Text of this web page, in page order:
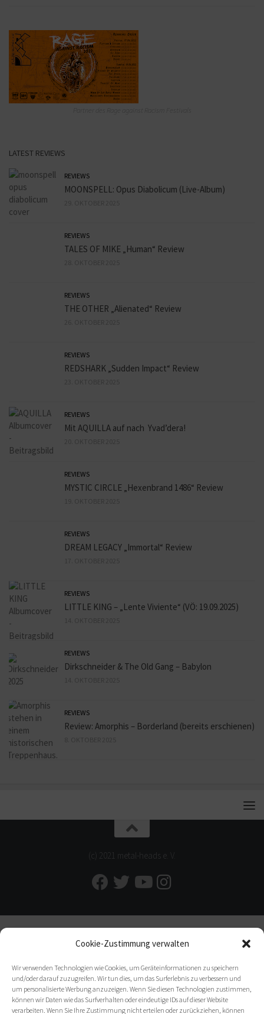
Cookie-Zustimmung verwalten
Wir verwenden Technologien wie Cookies, um Geräteinformationen zu speichern
und/oder darauf zuzugreifen. Wir tun dies, um das Surferlebnis zu verbessern und
um personalisierte Werbung anzuzeigen. Wenn Sie diesen Technologien zustimmen,
können wir Daten wie das Surfverhalten oder eindeutige IDs auf dieser Website
verarbeiten. Wenn Sie Ihre Zustimmung nicht erteilen oder zurückziehen, können
LATEST REVIEWS
REVIEWS
MOONSPELL: Opus Diabolicum (Live-Album)
REVIEWS
TALES OF MIKE „Human“ Review
REVIEWS
THE OTHER „Alienated“ Review
REVIEWS
REDSHARK „Sudden Impact“ Review
REVIEWS
Mit AQUILLA auf nach Yvad’dera!
REVIEWS
MYSTIC CIRCLE „Hexenbrand 1486“ Review
REVIEWS
DREAM LEGACY „Immortal“ Review
REVIEWS
LITTLE KING – „Lente Viviente“ (VÖ: 19.09.2025)
REVIEWS
Dirkschneider & The Old Gang – Babylon
REVIEWS
Review: Amorphis – Borderland (bereits erschienen)
(c) 2021 metal-heads e. V.